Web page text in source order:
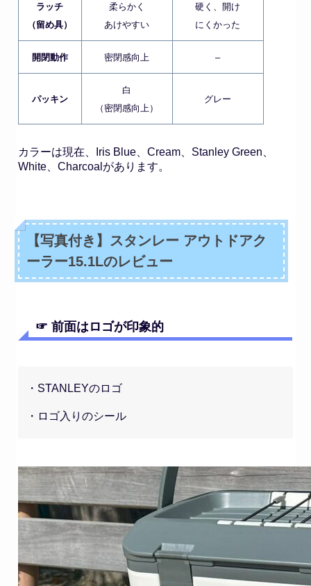
ラッチ
（留め具）
柔らかく
あけやすい
硬く、開け
にくかった
開閉動作 密閉感向上 –
パッキン
白
（密閉感向上）
グレー
カラーは現在、Iris Blue、Cream、Stanley Green、
White、 Charcoalがあります。
【写真付き】スタンレー アウトドアク
ーラー15.1Lのレビュー
☞ 前面はロゴが印象的
・STANLEYのロゴ
・ロゴ入りのシール